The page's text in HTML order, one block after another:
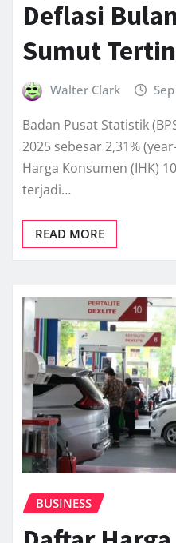
Deflasi
Sumut
Walter Clark
Badan Pusat Statistik
2025 sebesar 2,31%
Harga Konsumen (IHK)
terjadi…
READ MORE
BUSINESS